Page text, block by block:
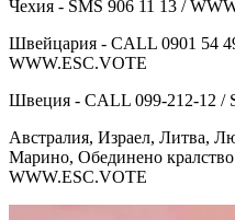
Чехия - SMS 906 11 13 /
Швейцария - CALL 0901 54
WWW.ESC.VOTE
Швеция - CALL 099-212-12 /
Австралия, Израел, Литва,
Марино, Обединено кралство
WWW.ESC.VOTE